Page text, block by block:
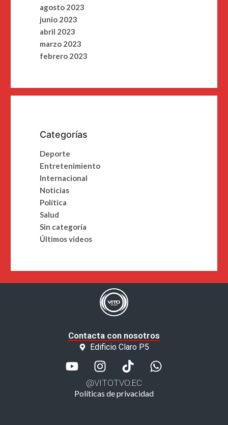
agosto 2023
junio 2023
abril 2023
marzo 2023
febrero 2023
Categorías
Deporte
Entretenimiento
Internacional
Noticias
Política
Salud
Sin categoría
Últimos videos
Contacta con nosotros
Edificio Claro P5
@VITOTVO.EC
Políticas de privacidad